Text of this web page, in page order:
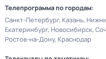
Телепрограмма по городам:
Санкт-Петербург Казань
Екатеринбург Новосибирск
Ростов-на-Дону Краснодар